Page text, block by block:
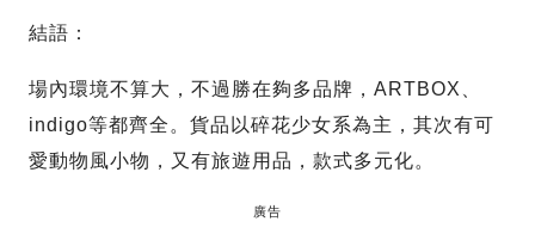
結語：
場內環境不算大，不過勝在夠多品牌，ARTBOX、
indigo等都齊全。貨品以碎花少女系為主，其次有可
愛動物風小物，又有旅遊用品，款式多元化。
廣告